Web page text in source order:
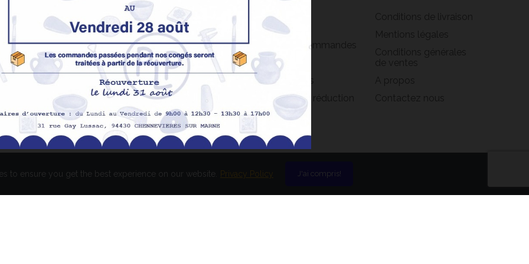
Promotions
Nouveaux produits
Meilleures ventes
Informations
personnelles
Historique commandes
Avoirs
Mes adresses
Mes bons de réduction
Réalisation EASY HIGH T
to ensure you get the best experience on our website. Privacy Policy J'ai compris!